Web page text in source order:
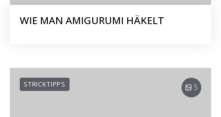
WIE MAN AMIGURUMI HÄKELT
5
STRICKTIPPS